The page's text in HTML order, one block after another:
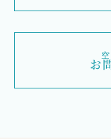
お